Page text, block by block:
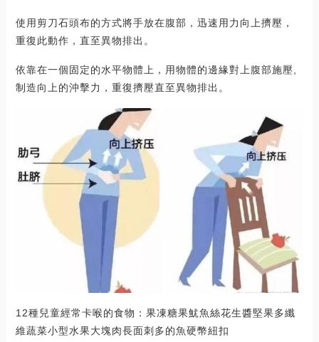
使用剪刀石頭布的方式將手放在腹部，迅速用力向上擠壓，
重復此動作，直至異物排出。
依靠在一個固定的水平物體上，用物體的邊緣對上腹部施壓,
制造向上的沖擊力，重復擠壓直至異物排出。
12種兒童經常卡喉的食物：果凍糖果魷魚絲花生醬堅果多纖
維蔬菜小型水果大塊肉長面刺多的魚硬幣紐扣